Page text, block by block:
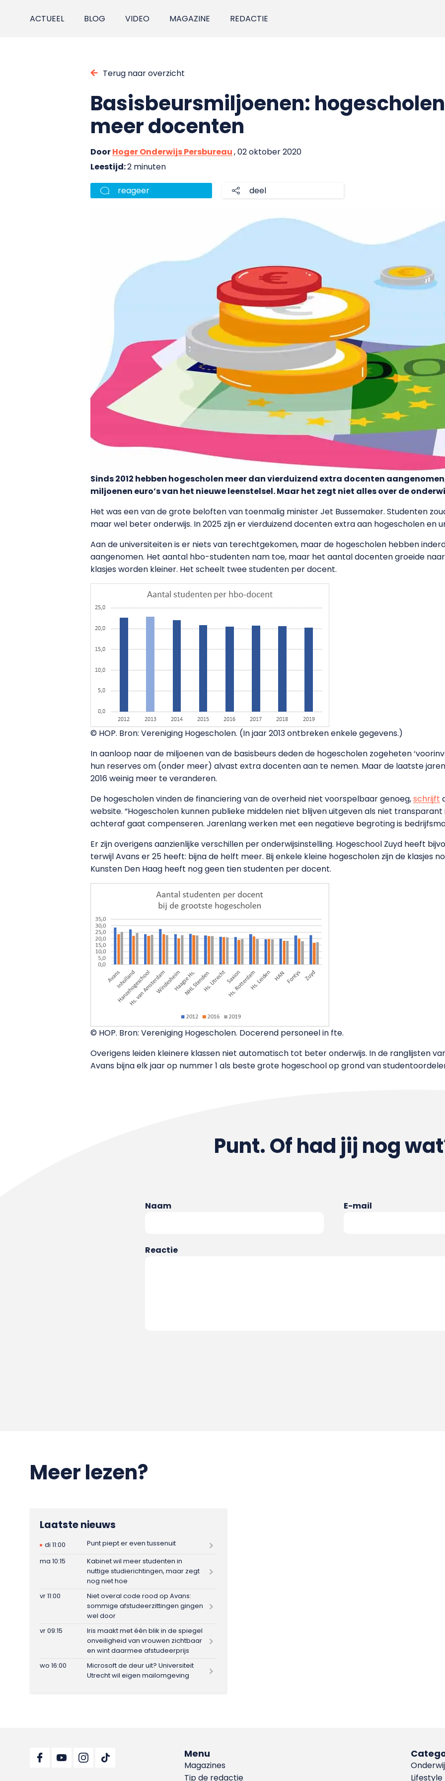
ACTUEEL BLOG VIDEO MAGAZINE REDACTIE
Terug naar overzicht
Basisbeursmiljoenen:
meer docenten
DoorHoger Onderwijs Persbureau, 02 oktober 2020
Leestijd:2 minuten
reageer deel
Sinds 2012 hebben hogescholen meer dan vierduizend extra docenten
miljoenen euro’s van het nieuwe leenstelsel. Maar het zegt niet alles over de
Het was een van de grote beloften van toenmalig minister Jet Bussemaker. Studenten
maar wel beter onderwijs. In 2025 zijn er vierduizend docenten extra aan hogescholen en
Aan de universiteiten is er niets van terechtgekomen, maar de hogescholen hebben
aangenomen. Het aantal hbo-studenten nam toe, maar het aantal docenten groeide
klasjes worden kleiner. Het scheelt twee studenten per docent.
© HOP. Bron: Vereniging Hogescholen. (In jaar 2013 ontbreken enkele gegevens.)
In aanloop naar de miljoenen van de basisbeurs deden de hogescholen zogeheten
hun reserves om (onder meer) alvast extra docenten aan te nemen. Maar de laatste
2016 weinig meer te veranderen.
De hogescholen vinden de financiering van de overheid niet voorspelbaar genoeg,schrijft
website. “Hogescholen kunnen publieke middelen niet blijven uitgeven als niet
achteraf gaat compenseren. Jarenlang werken met een negatieve begroting is
Er zijn overigens aanzienlijke verschillen per onderwijsinstelling. Hogeschool Zuyd heeft
terwijl Avans er 25 heeft: bijna de helft meer. Bij enkele kleine hogescholen zijn de klasjes
Kunsten Den Haag heeft nog geen tien studenten per docent.
© HOP. Bron: Vereniging Hogescholen. Docerend personeel in fte.
Overigens leiden kleinere klassen niet automatisch tot beter onderwijs. In de ranglijsten
Avans bijna elk jaar op nummer 1 als beste grote hogeschool op grond van
Punt. Of had jij nog
Naam E-mail
Reactie
Meer lezen?
Laatste nieuws
di 11:00
Punt piept er even tussenuit
ma 10:15
Kabinet wil meer studenten in
nuttige studierichtingen, maar zegt
nog niet hoe
vr 11:00
Niet overal code rood op Avans:
sommige afstudeerzittingen gingen
wel door
vr 09:15
Iris maakt met één blik in de spiegel
onveiligheid van vrouwen zichtbaar
en wint daarmee afstudeerprijs
wo 16:00
Microsoft de deur uit? Universiteit
Utrecht wil eigen mailomgeving
Menu
Magazines
Tip de redactie
Lifestyle